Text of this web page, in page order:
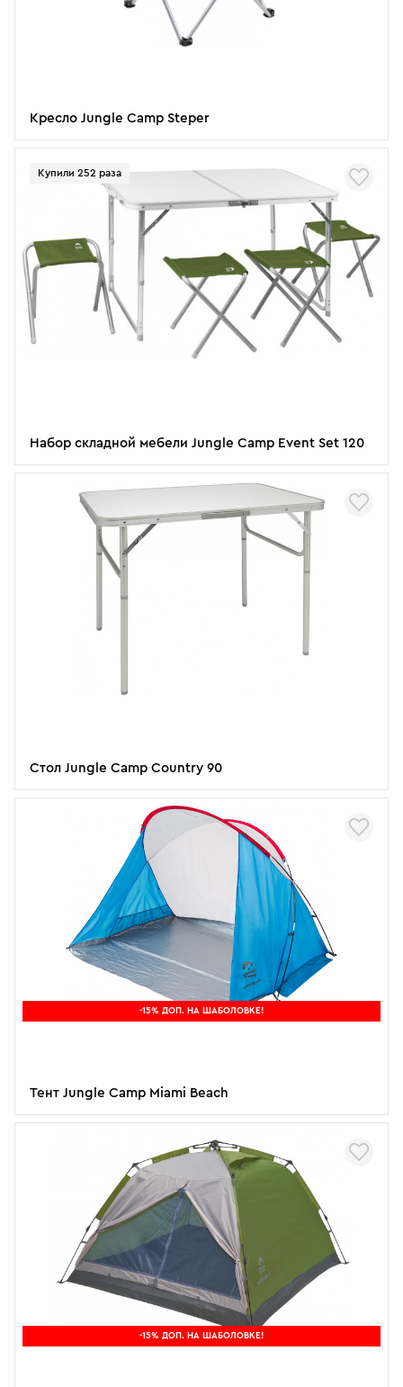
Кресло Jungle Camp Steper
Купили 252 раза
Набор складной мебели Jungle Camp Event Set 120
Стол Jungle Camp Country 90
-15% ДОП. НА ШАБОЛОВКЕ!
Тент Jungle Camp Miami Beach
-15% ДОП. НА ШАБОЛОВКЕ!